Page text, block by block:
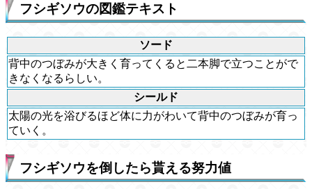
フシギソウの図鑑テキスト
ソード
背中のつぼみが大きく育ってくると二本脚で立つことがで
きなくなるらしい。
シールド
太陽の光を浴びるほど体に力がわいて背中のつぼみが育っ
ていく。
フシギソウを倒したら貰える努力値